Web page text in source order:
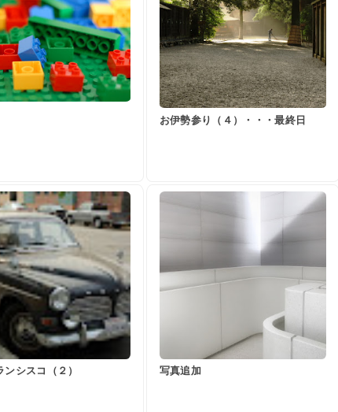
お伊勢参り（４）・・・最終日
ンシスコ（２） 写真追加